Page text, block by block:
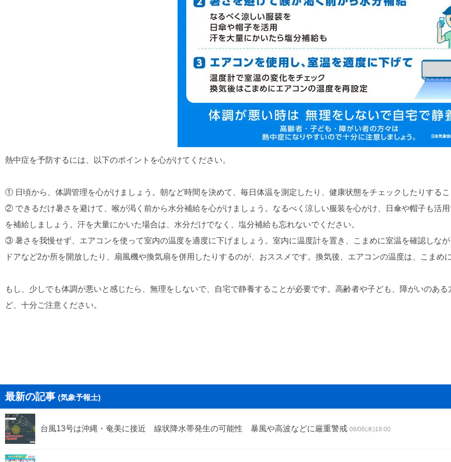
熱中症を予防するには、以下のポイントを心がけてください。
① 日頃から、体調管理を心がけましょう。朝など時間を決めて、毎日体温を測定したり、健康状態をチェックしたりする
② できるだけ暑さを避けて、喉が渇く前から水分補給を心がけましょう。なるべく涼しい服装を心がけ、日傘や帽子も活
を補給しましょう。汗を大量にかいた場合は、水分だけでなく、塩分補給も忘れないでください。
③ 暑さを我慢せず、エアコンを使って室内の温度を適度に下げましょう。室内に温度計を置き、こまめに室温を確認しな
ドアなど2か所を開放したり、扇風機や換気扇を併用したりするのが、おススメです。換気後、エアコンの温度は、こまめ
もし、少しでも体調が悪いと感じたら、無理をしないで、自宅で静養することが必要です。高齢者や子ども、障がいのあ
ど、十分ご注意ください。
最新の記事 (気象予報士)
台風13号は沖縄・奄美に接近 線状降水帯発生の可能性 暴風や高波などに厳重警戒 08/06(木)18:00